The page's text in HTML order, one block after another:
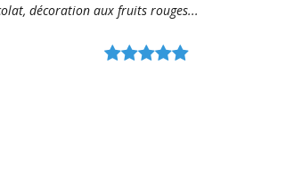
décoration aux fruits rouges...